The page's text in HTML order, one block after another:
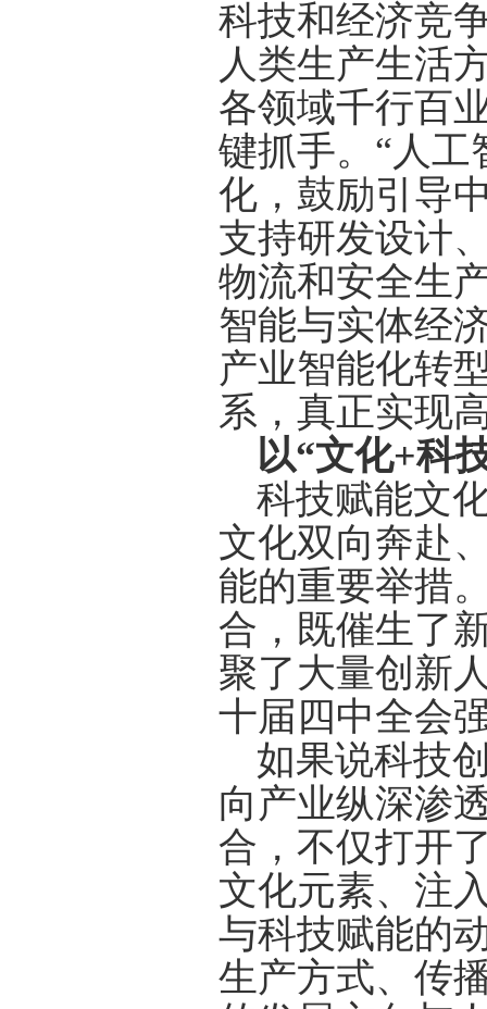
科技和经济竞
人类生产生活
各领域千行百
键抓手。“人工
化，鼓励引导
支持研发设计
物流和安全生
智能与实体经
产业智能化转
系，真正实现
以“文化+科
科技赋能文
文化双向奔赴
能的重要举措
合，既催生了
聚了大量创新
十届四中全会
如果说科技
向产业纵深渗
合，不仅打开
文化元素、注
与科技赋能的
生产方式、传